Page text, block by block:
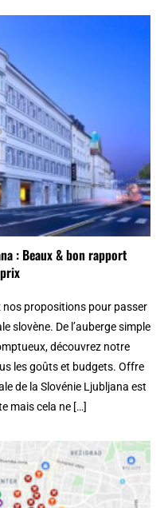
: Beaux & bon rapport
nos propositions pour passer
slovène. De l’auberge simple
découvrez notre
les goûts et budgets. Offre
de la Slovénie Ljubljana est
mais cela ne […]